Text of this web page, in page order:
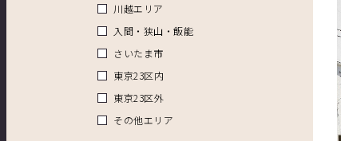
川越エリア
入間・狭山・飯能
さいたま市
東京23区内
東京23区外
その他エリア